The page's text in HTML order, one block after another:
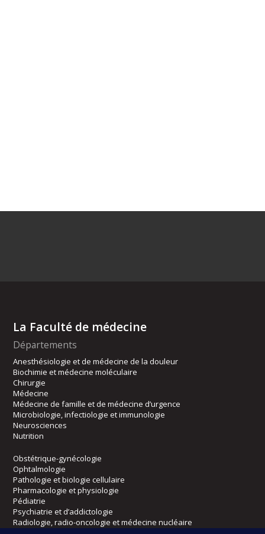
La Faculté de médecine
Départements
Anesthésiologie et de médecine de la douleur
Biochimie et médecine moléculaire
Chirurgie
Médecine
Médecine de famille et de médecine d’urgence
Microbiologie, infectiologie et immunologie
Neurosciences
Nutrition
Obstétrique-gynécologie
Ophtalmologie
Pathologie et biologie cellulaire
Pharmacologie et physiologie
Pédiatrie
Psychiatrie et d’addictologie
Radiologie, radio-oncologie et médecine nucléaire